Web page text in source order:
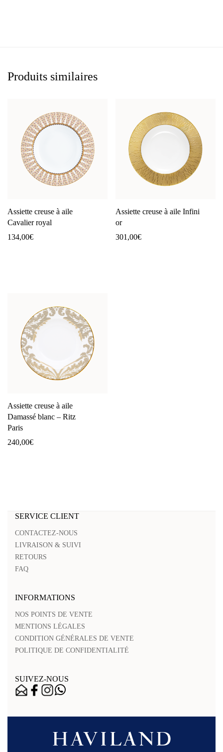
Produits similaires
Assiette creuse à aile
Cavalier royal
134,00€
Assiette creuse à aile Infini
or
301,00€
Assiette creuse à aile
Damassé blanc – Ritz
Paris
240,00€
SERVICE CLIENT
CONTACTEZ-NOUS
LIVRAISON & SUIVI
RETOURS
FAQ
INFORMATIONS
NOS POINTS DE VENTE
MENTIONS LÉGALES
CONDITION GÉNÉRALES DE VENTE
POLITIQUE DE CONFIDENTIALITÉ
SUIVEZ-NOUS